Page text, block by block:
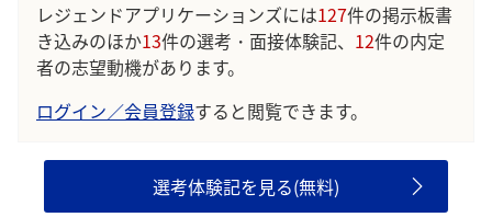
レジェンドアプリケーションズには127件の掲示板書
き込みのほか13件の選考・面接体験記、 12件の内定
者の志望動機があります。
ログイン／会員登録すると閲覧できます。
選考体験記を見る(無料)